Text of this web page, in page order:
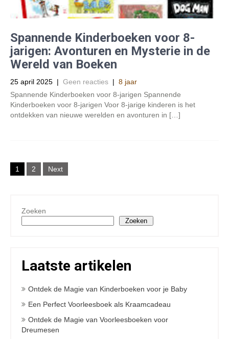
Spannende Kinderboeken voor 8-
jarigen: Avonturen en Mysterie in de
Wereld van Boeken
25 april 2025 | Geen reacties | 8 jaar
Spannende Kinderboeken voor 8-jarigen Spannende
Kinderboeken voor 8-jarigen Voor 8-jarige kinderen is het
ontdekken van nieuwe werelden en avonturen in […]
Posts
navigation
1 2 Next
Zoeken
Zoeken
Laatste artikelen
Ontdek de Magie van Kinderboeken voor je Baby
Een Perfect Voorleesboek als Kraamcadeau
Ontdek de Magie van Voorleesboeken voor
Dreumesen